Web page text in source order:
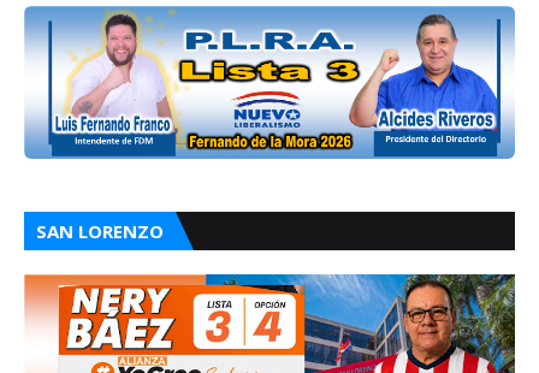
SAN LORENZO